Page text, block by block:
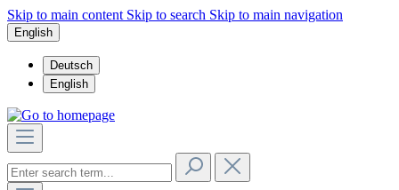
Skip to main content Skip to search Skip to main navigation
English
Deutsch
English